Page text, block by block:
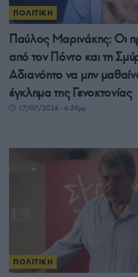
ΠΟΛΙΤΙΚΗ
Παύλος Μαρινάκης: Οι
από τον Πόντο και τη
Αδιανόητο να μην
έγκλημα της Γενοκτονίας
17/07/2026 - 6:59μμ
ΠΟΛΙΤΙΚΗ